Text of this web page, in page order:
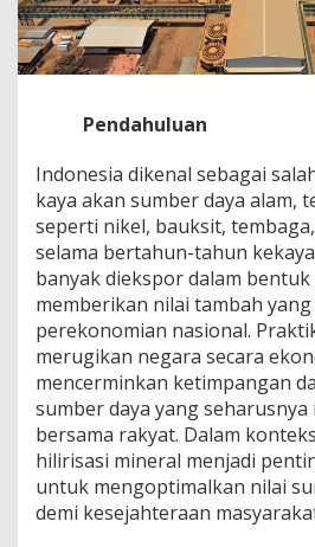
Pendahuluan
Indonesia dikenal sebagai
kaya akan sumber daya alam,
seperti nikel, bauksit,
selama bertahun-tahun
banyak diekspor dalam
memberikan nilai tambah
perekonomian nasional.
merugikan negara secara
mencerminkan ketimpangan
sumber daya yang
bersama rakyat. Dalam
hilirisasi mineral menjadi
untuk mengoptimalkan nilai
demi kesejahteraan